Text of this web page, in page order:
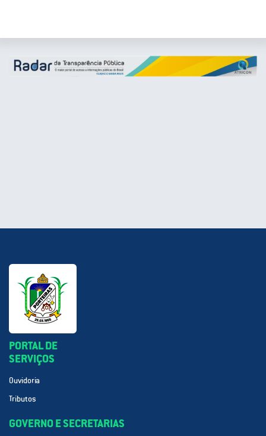
PORTAL DE
SERVIÇOS
Ouvidoria
Tributos
GOVERNO E SECRETARIAS